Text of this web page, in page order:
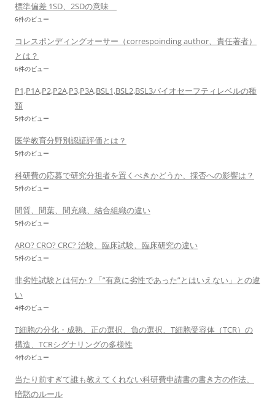
標準偏差 1SD、2SDの意味
6件のビュー
コレスポンディングオーサー（correspoinding author、責任著者）
とは？
6件のビュー
P1,P1A,P2,P2A,P3,P3A,BSL1,BSL2,BSL3バイオセーフティレベルの種
類
5件のビュー
医学教育分野別認証評価とは？
5件のビュー
科研費の応募で研究分担者を置くべきかどうか、採否への影響は？
5件のビュー
間質、間葉、間充織、結合組織の違い
5件のビュー
ARO? CRO? CRC? 治験、臨床試験、臨床研究の違い
5件のビュー
非劣性試験とは何か？「”有意に劣性であった”とはいえない」との違
い
4件のビュー
T細胞の分化・成熟、正の選択、負の選択、T細胞受容体（TCR）の
構造、TCRシグナリングの多様性
4件のビュー
当たり前すぎて誰も教えてくれない科研費申請書の書き方の作法、
暗黙のルール